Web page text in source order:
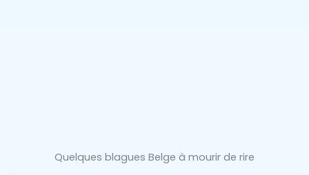
Quelques blagues Belge à mourir de rire